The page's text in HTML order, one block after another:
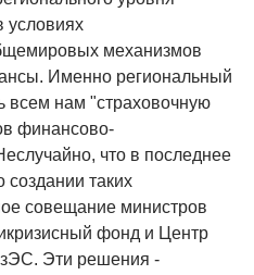
условиях
механизмов
Именно региональный
всем нам "страховочную
финансово-
что в последнее
таких
совещание министров
фонд и Центр
Эти решения -